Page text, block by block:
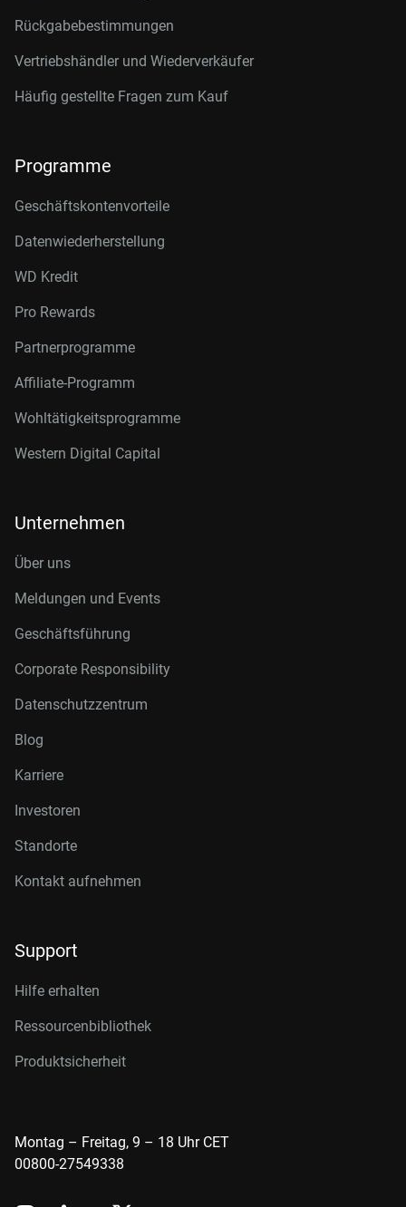
Rückgabebestimmungen
Vertriebshändler und Wiederverkäufer
Häufig gestellte Fragen zum Kauf
Programme
Geschäftskontenvorteile
Datenwiederherstellung
WD Kredit
Pro Rewards
Partnerprogramme
Affiliate-Programm
Wohltätigkeitsprogramme
Western Digital Capital
Unternehmen
Über uns
Meldungen und Events
Geschäftsführung
Corporate Responsibility
Datenschutzzentrum
Blog
Karriere
Investoren
Standorte
Kontakt aufnehmen
Support
Hilfe erhalten
Ressourcenbibliothek
Produktsicherheit
Montag – Freitag, 9 – 18 Uhr CET
00800-27549338